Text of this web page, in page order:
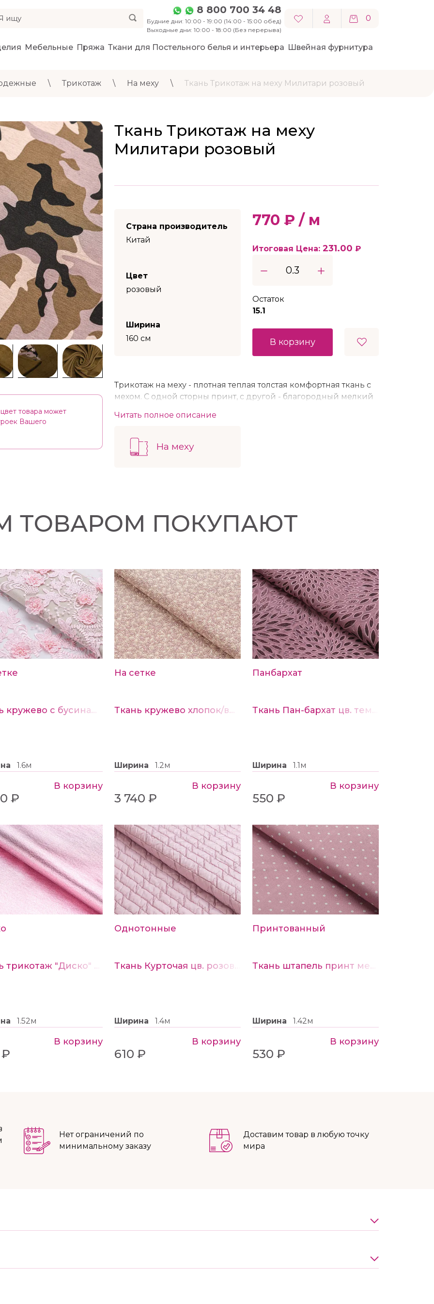
8 800 700 34 48
Будние дни: 10:00 - 19:00 (14:00 - 15:00 обед)
Выходные дни: 10:00 - 18:00 (Без перерыва)
0
Мебельные Пряжа Ткани для Постельного белья и интерьера Швейная фурнитура
\ Трикотаж \ На меху \ Ткань Трикотаж на меху Милитари розовый
товара может
Вашего
Ткань Трикотаж на меху
Милитари розовый
Страна производитель
Китай
Цвет
розовый
Ширина
160 см
770 ₽ / м
Итоговая Цена: 231.00 ₽
Остаток
15.1
В корзину
Трикотаж на меху - плотная теплая толстая комфортная ткань с
мехом. С одной сторны принт, с другой - благородный мелкий
используется для изготовления одежды, головных уборов и
Плотность 485 гр./м.пог.
Читать полное описание
На меху
ТОВАРОМ ПОКУПАЮТ
Ткань кружево с бусинами ц. розовый
1.6м
₽
В корзину
На сетке
Ткань кружево хлопок/вискоза цв № 1 бежево-розовый
Ширина 1.2м
3 740 ₽
В корзину
Панбархат
Ширина 1.1м
550 ₽
В корзину
Ткань трикотаж "Диско" цв. розовый
1.52м
В корзину
Однотонные
Ширина 1.4м
610 ₽
В корзину
Принтованный
Ткань штапель принт мелкий Горох цв.8 на розовом
Ширина 1.42м
530 ₽
В корзину
Нет ограничений по
минимальному заказу
Доставим товар в любую точку
мира